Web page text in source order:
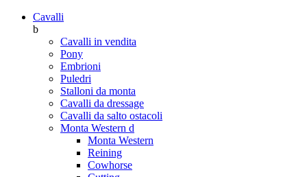
Cavalli
b
Cavalli in vendita
Pony
Embrioni
Puledri
Stalloni da monta
Cavalli da dressage
Cavalli da salto ostacoli
Monta Western d
Monta Western
Reining
Cowhorse